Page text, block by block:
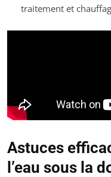
traitement et
Astuces
l’eau sous la